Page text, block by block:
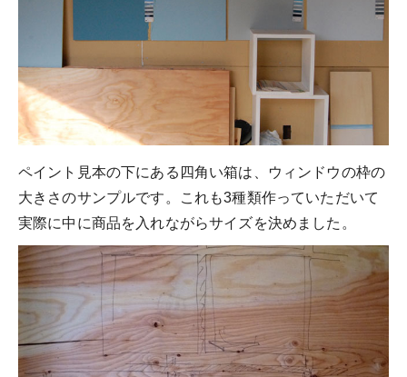
ペイント見本の下にある四角い箱は、ウィンドウの枠の
大きさのサンプルです。これも3種類作っていただいて
実際に中に商品を入れながらサイズを決めました。